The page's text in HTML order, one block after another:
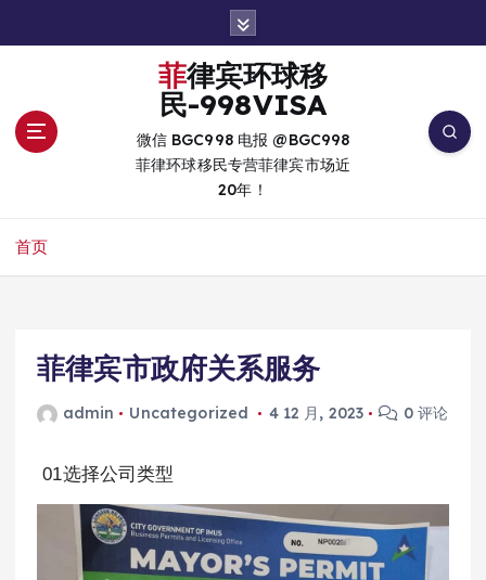
菲律宾环球移
民-998VISA
微信 BGC998 电报 @BGC998
菲律环球移民专营菲律宾市场近
20年！
首页
菲律宾市政府关系服务
admin Uncategorized 4 12 月, 2023 0 评论
01选择公司类型